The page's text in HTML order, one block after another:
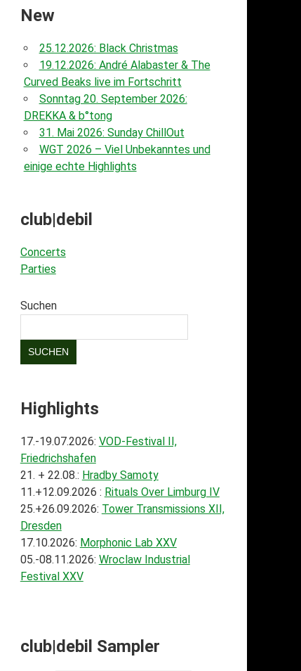
New
25.12.2026: Black Christmas
19.12.2026: André Alabaster & The
Curved Beaks live im Fortschritt
Sonntag 20. September 2026:
DREKKA & b°tong
31. Mai 2026: Sunday ChillOut
WGT 2026 – Viel Unbekanntes und
einige echte Highlights
club|debil
Concerts
Parties
Suchen
SUCHEN
Highlights
17.-19.07.2026: VOD-Festival II,
Friedrichshafen
21. + 22.08.: Hradby Samoty
11.+12.09.2026 : Rituals Over Limburg IV
25.+26.09.2026: Tower Transmissions XII,
Dresden
17.10.2026: Morphonic Lab XXV
05.-08.11.2026: Wroclaw Industrial
Festival XXV
club|debil Sampler